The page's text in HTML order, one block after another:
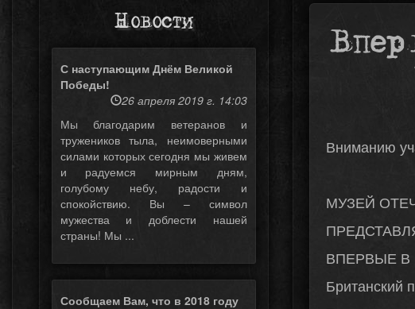
Вниманию
МУЗЕЙ
ВПЕРВЫЕ
Британский
Новости
С наступающим Днём Великой
Победы!
26 апреля 2019 г. 14:03
Мы благодарим ветеранов и
тружеников тыла, неимоверными
силами которых сегодня мы живем
и радуемся мирным дням,
голубому небу, радости и
спокойствию. Вы – символ
мужества и доблести нашей
страны! Мы ...
Сообщаем Вам, что в 2018 году